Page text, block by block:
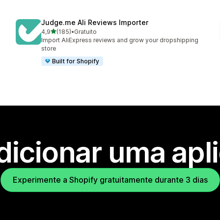
Judge.me Ali Reviews Importer
4,9de 5 estrelas
(185)
185 total de avaliações
•Gratuito
Import AliExpress reviews and grow your dropshipping
store
Built for Shopify
uma
Experimente a Shopify gratuitamente durante 3 dias